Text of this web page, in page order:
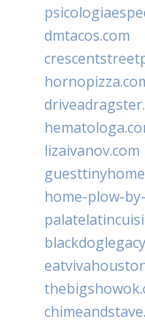
dmtacos.com
lizaivanov.com
home-plow-